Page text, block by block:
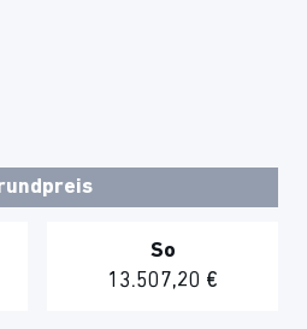
So
13.507,20 €